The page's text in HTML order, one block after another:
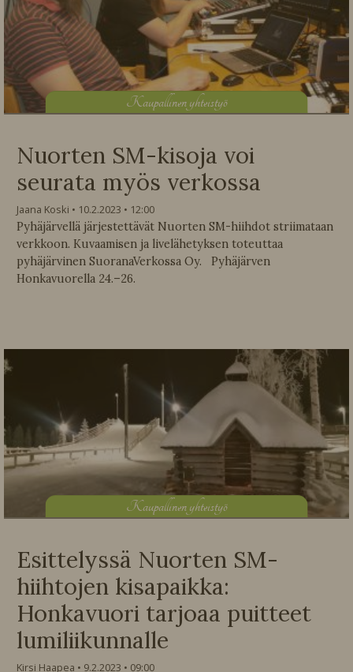
Kaupallinen yhteistyö
Nuorten SM-kisoja voi
seurata myös verkossa
Jaana Koski 10.2.2023
12:00
Pyhäjärvellä järjestettävät Nuorten SM-hiihdot striimataan
verkkoon. Kuvaamisen ja livelähetyksen toteuttaa
pyhäjärvinen SuoranaVerkossa Oy. Pyhäjärven
Honkavuorella 24.–26.
Kaupallinen yhteistyö
Esittelyssä Nuorten SM-
hiihtojen kisapaikka:
Honkavuori tarjoaa puitteet
lumiliikunnalle
Kirsi Haapea 9.2.2023
09:00